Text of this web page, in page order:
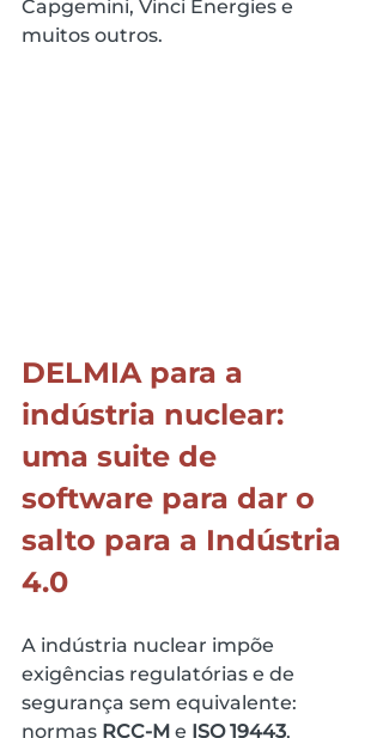
Capgemini, Vinci Énergies e
muitos outros.
DELMIA para a
indústria nuclear:
uma suite de
software para dar o
salto para a Indústria
4.0
A indústria nuclear impõe
exigências regulatórias e de
segurança sem equivalente:
normas RCC-M e ISO 19443,